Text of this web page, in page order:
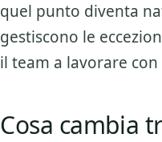
quel punto diventa
gestiscono le
il team a lavorare
Cosa cambia